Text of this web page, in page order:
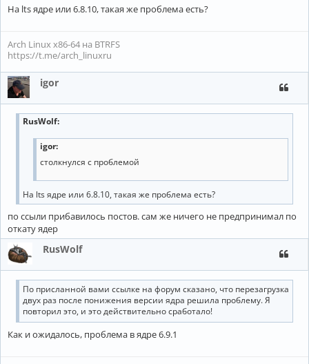
На lts ядре или 6.8.10, такая же проблема есть?
Arch Linux x86-64 на BTRFS
https://t.me/arch_linuxru
igor
RusWolf:
igor:
столкнулся с проблемой
На lts ядре или 6.8.10, такая же проблема есть?
по ссыли прибавилось постов. сам же ничего не предпринимал по
откату ядер
RusWolf
По присланной вами ссылке на форум сказано, что перезагрузка
двух раз после понижения версии ядра решила проблему. Я
повторил это, и это действительно сработало!
Как и ожидалось, проблема в ядре 6.9.1